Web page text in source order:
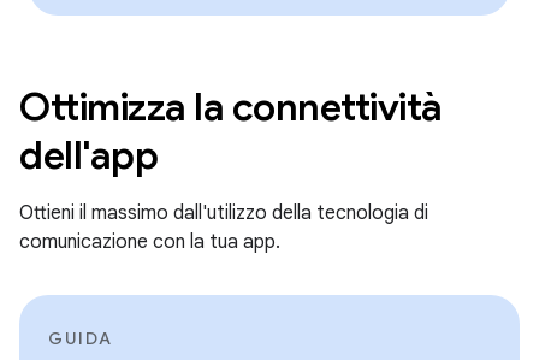
Ottimizza la connettività
dell'app
Ottieni il massimo dall'utilizzo della tecnologia di
comunicazione con la tua app.
GUIDA